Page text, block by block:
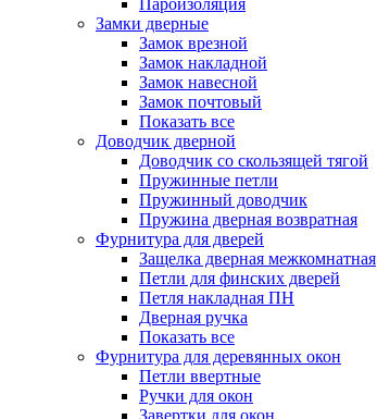
Замки дверные
Замок врезной
Замок накладной
Замок навесной
Замок почтовый
Показать все
Доводчик дверной
Доводчик со скользящей тягой
Пружинные петли
Пружинный доводчик
Пружина дверная возвратная
Фурнитура для дверей
Защелка дверная межкомнатная
Петли для финских дверей
Петля накладная ПН
Дверная ручка
Показать все
Фурнитура для деревянных окон
Петли ввертные
Ручки для окон
Завертки для окон